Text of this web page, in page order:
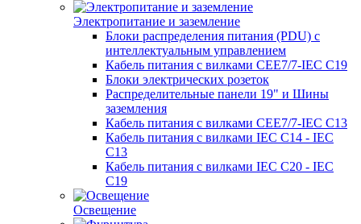
Электропитание и заземление
Блоки распределения питания (PDU) с
интеллектуальным управлением
Кабель питания с вилками CEE7/7-IEC C19
Блоки электрических розеток
Распределительные панели 19" и Шины
заземления
Кабель питания с вилками CEE7/7-IEC C13
Кабель питания с вилками IEC C14 - IEC
C13
Кабель питания с вилками IEC C20 - IEC
C19
Освещение